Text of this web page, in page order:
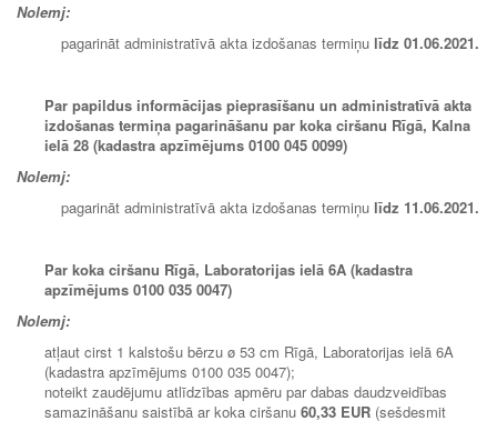
Nolemj:
pagarināt administratīvā akta izdošanas termiņu līdz 01.06.2021.
Par papildus informācijas pieprasīšanu un administratīvā akta
izdošanas termiņa pagarināšanu par koka ciršanu Rīgā, Kalna
ielā 28 (kadastra apzīmējums 0100 045 0099)
Nolemj:
pagarināt administratīvā akta izdošanas termiņu līdz 11.06.2021.
Par koka ciršanu Rīgā, Laboratorijas ielā 6A (kadastra
apzīmējums 0100 035 0047)
Nolemj:
atļaut cirst 1 kalstošu bērzu ø 53 cm Rīgā, Laboratorijas ielā 6A
(kadastra apzīmējums 0100 035 0047);
noteikt zaudējumu atlīdzības apmēru par dabas daudzveidības
samazināšanu saistībā ar koka ciršanu 60,33 EUR (sešdesmit